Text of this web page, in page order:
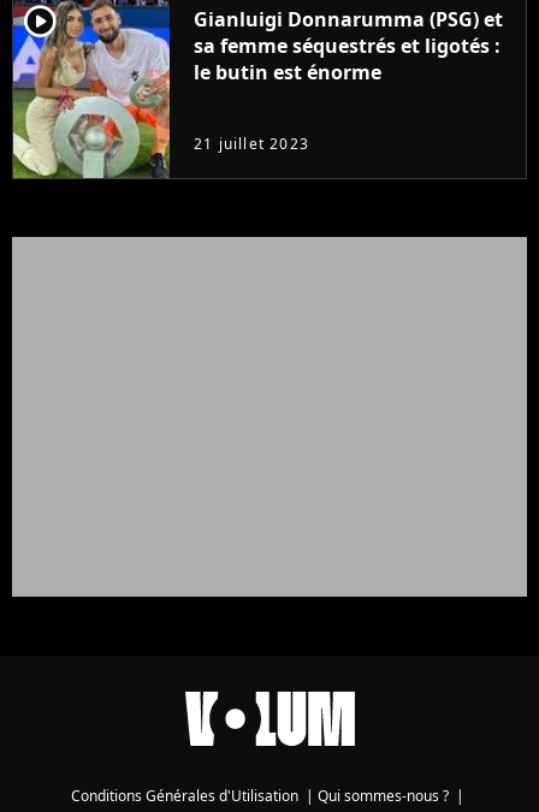
player2
Gianluigi Donnarumma (PSG) et
sa femme séquestrés et ligotés :
le butin est énorme
21 juillet 2023
Conditions Générales d'Utilisation | Qui sommes-nous ? |